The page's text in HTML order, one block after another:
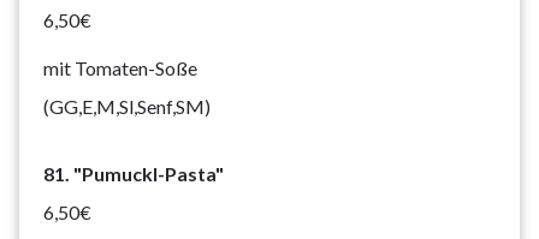
6,50€
mit Tomaten-Soße
(GG,E,M,Sl,Senf,SM)
81. "Pumuckl-Pasta"
6,50€